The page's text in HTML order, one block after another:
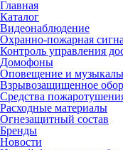
Главная
Каталог
Видеонаблюдение
Охранно-пожарная
Контроль управления
Домофоны
Оповещение и
Взрывозащищенное
Средства
Расходные материалы
Огнезащитный состав
Бренды
Новости